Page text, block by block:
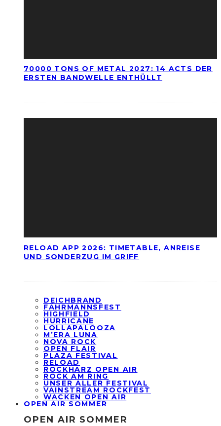
70000 TONS OF METAL 2027: 14 ACTS DER
ERSTEN BANDWELLE ENTHÜLLT
RELOAD APP 2026: TIMETABLE, ANREISE
UND SONDERZUG IM GRIFF
DEICHBRAND
FÄHRMANNSFEST
HIGHFIELD
HURRICANE
LOLLAPALOOZA
M’ERA LUNA
NOVA ROCK
OPEN FLAIR
PLAZA FESTIVAL
RELOAD
ROCKHARZ OPEN AIR
ROCK AM RING
UNSER ALLER FESTIVAL
VAINSTREAM ROCKFEST
WACKEN OPEN AIR
OPEN AIR SOMMER
OPEN AIR SOMMER